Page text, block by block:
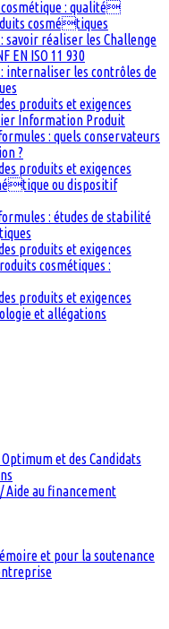
cosmétique : qualité
cosmétiques
savoir réaliser les Challenge
EN ISO 11 930
internaliser les contrôles de
produits et exigences
Information Produit
: quels conservateurs
?
produits et exigences
ou dispositif
: études de stabilité
produits et exigences
cosmétiques :
produits et exigences
et allégations
et des Candidats
Aide au financement
et pour la soutenance